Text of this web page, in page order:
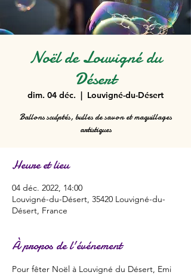
Noël de Louvigné du
Désert
dim. 04 déc.
  |
Louvigné-du-Désert
Ballons sculptés, bulles de savon et maquillages
artistiques
Heure et lieu
04 déc. 2022, 14:00
Louvigné-du-Désert, 35420 Louvigné-du-
Désert, France
À propos de l'événement
Pour fêter Noël à Louvigné du Désert, Emi